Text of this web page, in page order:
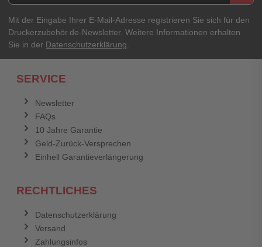
Ihr Passwort
Mit der Eingabe Ihrer E-Mail-Adresse registrieren Sie sich für den
Druckerzubehör.de-Newsletter. Weitere Informationen erhalten
Sie in der Datenschutzerklärung
SERVICE
Newsletter
FAQs
10 Jahre Garantie
Geld-Zurück-Versprechen
Einhell Garantieverlängerung
RECHTLICHES
Datenschutzerklärung
Versand
Zahlungsinfos